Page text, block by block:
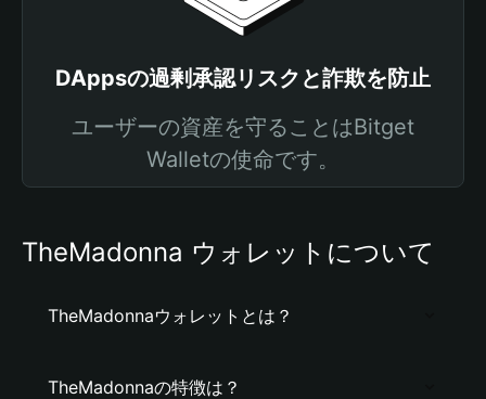
DAppsの過剰承認リスクと詐欺を防止
ユーザーの資産を守ることはBitget
Walletの使命です。
TheMadonna ウォレットについて
TheMadonnaウォレットとは？
TheMadonnaの特徴は？